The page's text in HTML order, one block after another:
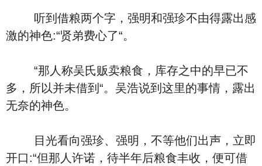
听到借粮两个字，强明和强珍不由得露出感
激的神色:“贤弟费心了“。
“那人称吴氏贩卖粮食，库存之中的早已不
多，所以并未借到“。吴浩说到这里的事情，露出
无奈的神色。
目光看向强珍、强明，不等他们出声，立即
开口:“但那人许诺，待半年后粮食丰收，便可借